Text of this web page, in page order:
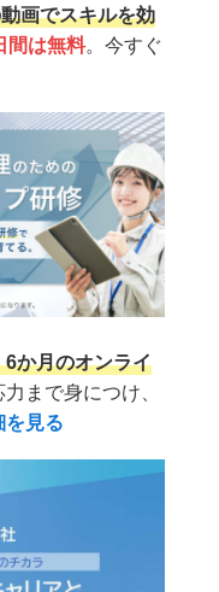
画でスキルを効
間は無料。今すぐ
か月のオンライ
まで身につけ、
を見る